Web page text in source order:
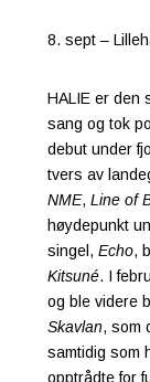
8. sept –
HALIE er den
sang og tok
debut under
tvers av
NME, Line of
høydepunkt
singel, Echo,
Kitsuné. I
og ble videre
Skavlan, som
samtidig som
opptrådte for